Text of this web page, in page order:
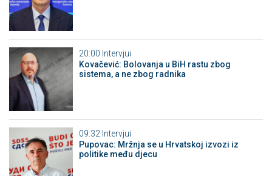
20:00 Intervjui
Kovačević: Bolovanja u BiH rastu zbog
sistema, a ne zbog radnika
09:32 Intervjui
Pupovac: Mržnja se u Hrvatskoj izvozi iz
politike među djecu